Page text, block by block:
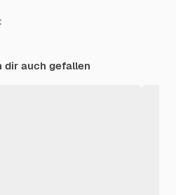
dir auch gefallen